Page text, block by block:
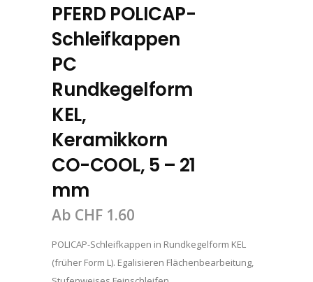
PFERD POLICAP-
Schleifkappen
PC
Rundkegelform
KEL,
Keramikkorn
CO-COOL, 5 – 21
mm
Ab CHF 1.60
POLICAP-Schleifkappen in Rundkegelform KEL
(früher Form L). Egalisieren Flächenbearbeitung,